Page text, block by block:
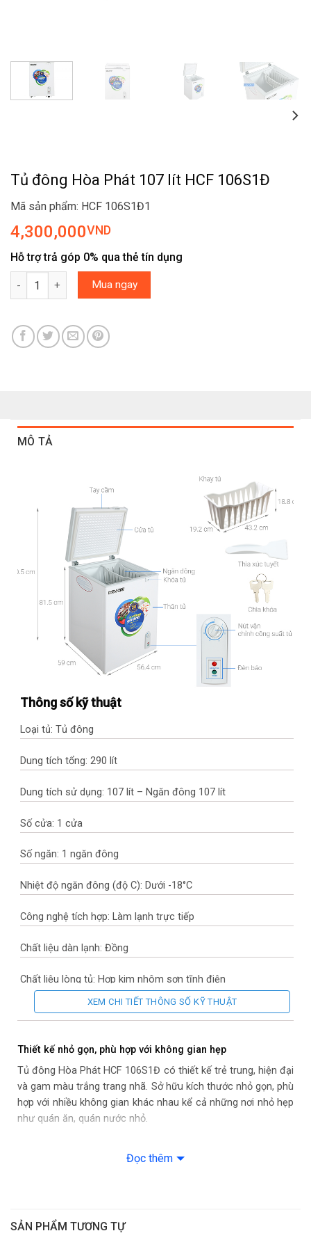
Tủ đông Hòa Phát 107 lít HCF 106S1Đ
Mã sản phẩm: HCF 106S1Đ1
4,300,000VND
Hỗ trợ trả góp 0% qua thẻ tín dụng
Tủ đông Hòa Phát 107 lít HCF 106S1Đ số lượng
Mua ngay
MÔ TẢ
Thông số kỹ thuật
Loại tủ: Tủ đông
Dung tích tổng: 290 lít
Dung tích sử dụng: 107 lít – Ngăn đông 107 lít
Số cửa: 1 cửa
Số ngăn: 1 ngăn đông
Nhiệt độ ngăn đông (độ C): Dưới -18°C
Công nghệ tích hợp: Làm lạnh trực tiếp
Chất liệu dàn lạnh: Đồng
Chất liệu lòng tủ: Hợp kim nhôm sơn tĩnh điện
Chất liệu bên ngoài: Thân tủ: Tôn mạ màu trắng, Cửa tủ: Tôn
Chất liệu kính: Không có kính
Tiện ích: Nút điều chỉnh nhiệt độ bên ngoài tủ
– Khoá cửa tủ
XEM CHI TIẾT THÔNG SỐ KỸ THUẬT
Thiết kế nhỏ gọn, phù hợp với không gian hẹp
Tủ đông Hòa Phát HCF 106S1Đ có thiết kế trẻ trung, hiện đại
và gam màu trắng trang nhã. Sở hữu kích thước nhỏ gọn, phù
hợp với nhiều không gian khác nhau kể cả những nơi nhỏ hẹp
như quán ăn, quán nước nhỏ.
Đọc thêm
SẢN PHẨM TƯƠNG TỰ